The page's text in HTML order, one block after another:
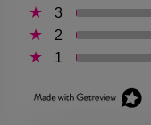
3
2
1